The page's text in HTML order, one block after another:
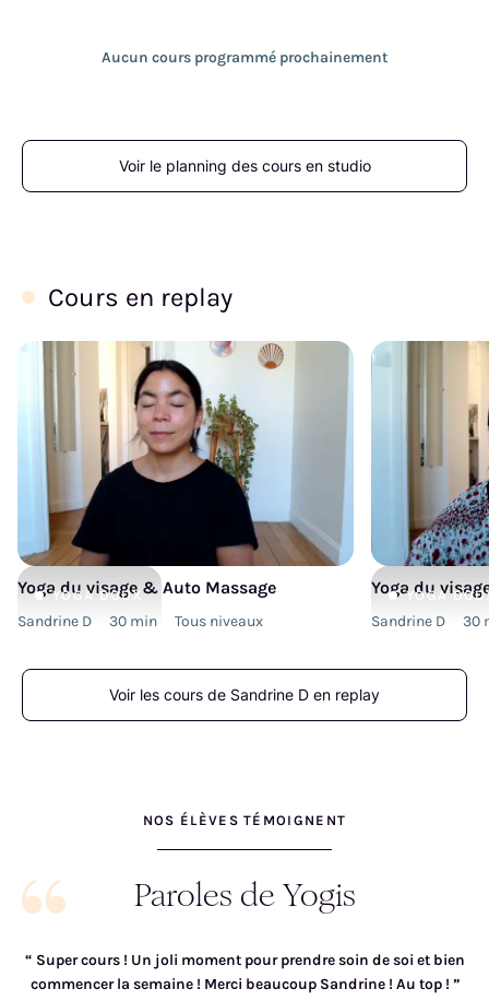
Aucun cours programmé prochainement
Voir le planning des cours en studio
Cours en replay
YOGA DOUX
Yoga du visage & Auto Massage
Sandrine D 30 min Tous niveaux
YOGA
Yoga du
Sandrine D 30
Voir les cours de Sandrine D en replay
NOS ÉLÈVES TÉMOIGNENT
Paroles de Yogis
“ Super cours ! Un joli moment pour prendre soin de soi et bien
commencer la semaine ! Merci beaucoup Sandrine ! Au top ! ”